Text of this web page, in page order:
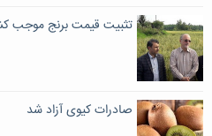
تثبیت قیمت برنج موجب
صادرات کیوی آزاد شد